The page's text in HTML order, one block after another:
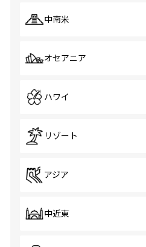
中南米
オセアニア
ハワイ
リゾート
アジア
中近東